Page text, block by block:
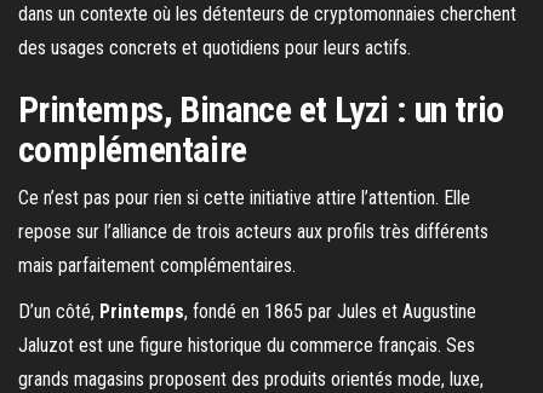
dans un contexte où les détenteurs de cryptomonnaies cherchent
des usages concrets et quotidiens pour leurs actifs.
Printemps, Binance et Lyzi : un trio
complémentaire
Ce n’est pas pour rien si cette initiative attire l’attention. Elle
repose sur l’alliance de trois acteurs aux profils très différents
mais parfaitement complémentaires.
D’un côté, Printemps, fondé en 1865 par Jules et Augustine
Jaluzot est une figure historique du commerce français. Ses
grands magasins proposent des produits orientés mode, luxe,